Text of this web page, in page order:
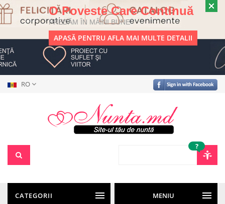
O Poveste Care Continuă
PREDĂM ÎN MÂINI BUNE
APASĂ PENTRU AFLA MAI MULTE DETALII
RO
?
CATEGORII MENIU